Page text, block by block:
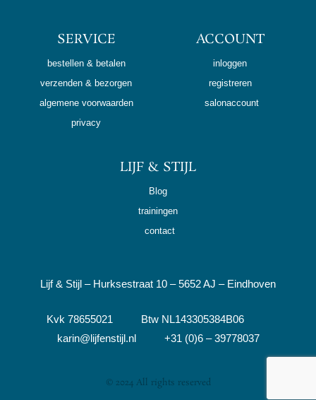
SERVICE
bestellen & betalen
verzenden & bezorgen
algemene voorwaarden
privacy
ACCOUNT
inloggen
registreren
salonaccount
LIJF & STIJL
Blog
trainingen
contact
Lijf & Stijl – Hurksestraat 10 – 5652 AJ – Eindhoven
Kvk 78655021 Btw NL143305384B06
karin@lijfenstijl.nl +31 (0)6 – 39778037
© 2024 All rights reserved